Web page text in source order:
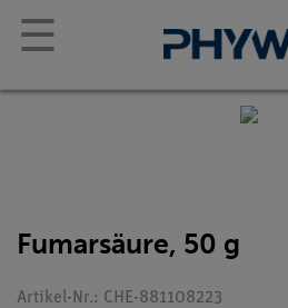
☰
Fumarsäure, 50 g
Artikel-Nr.: CHE-881108223